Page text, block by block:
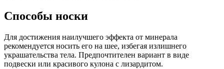
Способы носки
Для достижения наилучшего эффекта от минерала
рекомендуется носить его на шее, избегая излишнего
украшательства тела. Предпочтителен вариант в виде
подвески или красивого кулона с лизардитом.